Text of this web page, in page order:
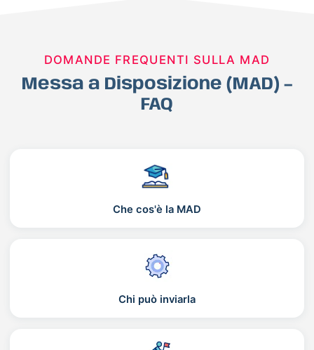
DOMANDE FREQUENTI SULLA MAD
Messa a Disposizione (MAD) –
FAQ
Che cos'è la MAD
Chi può inviarla